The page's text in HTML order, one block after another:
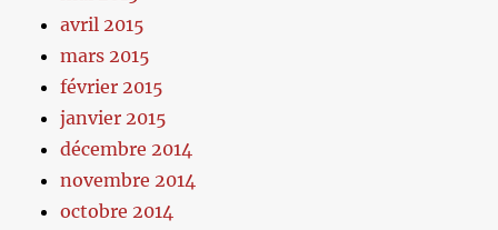
avril 2015
mars 2015
février 2015
janvier 2015
décembre 2014
novembre 2014
octobre 2014